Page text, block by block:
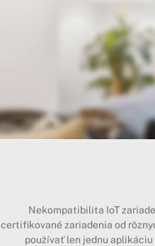
Nekompatibilita IoT
certifikované zariadenia od
používať len jednu aplikáciu